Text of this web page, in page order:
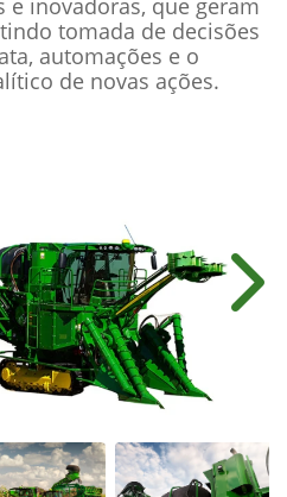
e inovadoras, que geram
tomada de decisões
automações e o
de novas ações.